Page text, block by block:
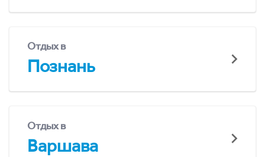
Отдых в
Познань
Отдых в
Варшава